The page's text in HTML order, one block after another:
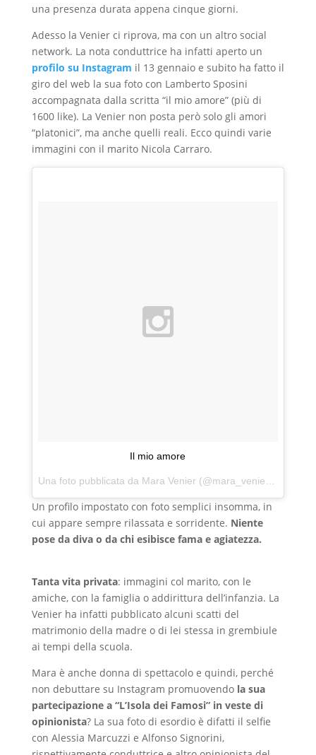
una presenza durata appena cinque giorni.
Adesso la Venier ci riprova, ma con un altro social
network. La nota conduttrice ha infatti aperto un
profilo su Instagram il 13 gennaio e subito ha fatto il
giro del web la sua foto con Lamberto Sposini
accompagnata dalla scritta “il mio amore” (più di
1600 like). La Venier non posta però solo gli amori
“platonici”, ma anche quelli reali. Ecco quindi varie
immagini con il marito Nicola Carraro.
Il mio amore
Una foto pubblicata da Mara Venier (@mara_venier) in data:
Un profilo impostato con foto semplici insomma, in
cui appare sempre rilassata e sorridente. Niente
pose da diva o da chi esibisce fama e agiatezza.
Tanta vita privata: immagini col marito, con le
amiche, con la famiglia o addirittura dell’infanzia. La
Venier ha infatti pubblicato alcuni scatti del
matrimonio della madre o di lei stessa in grembiule
ai tempi della scuola.
Mara è anche donna di spettacolo e quindi, perché
non debuttare su Instagram promuovendo la sua
partecipazione a “L’Isola dei Famosi” in veste di
opinionista? La sua foto di esordio è difatti il selfie
con Alessia Marcuzzi e Alfonso Signorini,